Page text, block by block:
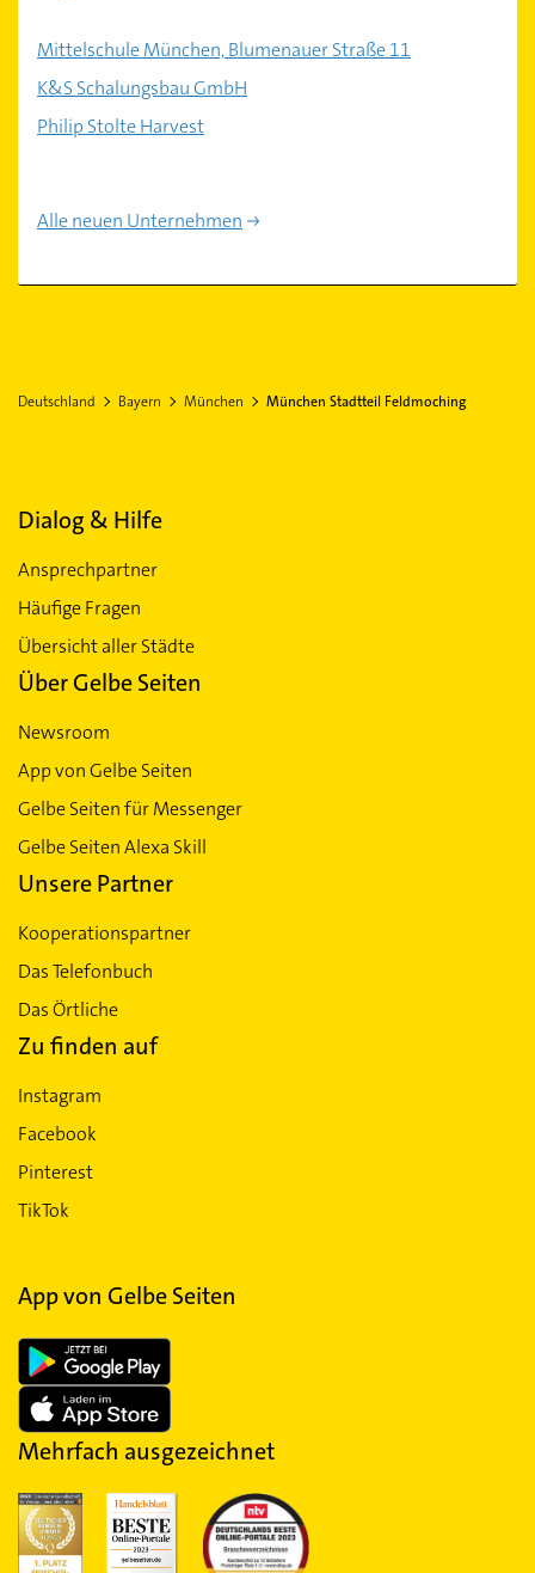
Mittelschule München, Blumenauer Straße 11
K&S Schalungsbau GmbH
Philip Stolte Harvest
Alle neuen Unternehmen
Deutschland Bayern München München Stadtteil Feldmoching
Dialog & Hilfe
Ansprechpartner
Häufige Fragen
Übersicht aller Städte
Über Gelbe Seiten
Newsroom
App von Gelbe Seiten
Gelbe Seiten für Messenger
Gelbe Seiten Alexa Skill
Unsere Partner
Kooperationspartner
Das Telefonbuch
Das Örtliche
Zu finden auf
Instagram
Facebook
Pinterest
TikTok
App von Gelbe Seiten
Mehrfach ausgezeichnet